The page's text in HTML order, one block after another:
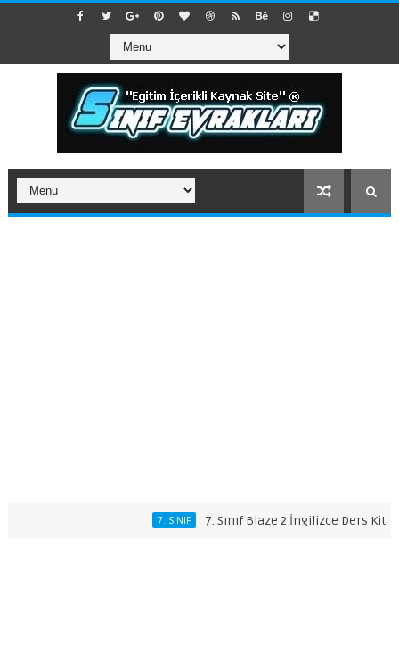
7. Sınıf Blaze 2 İngilizce Ders Kitabı